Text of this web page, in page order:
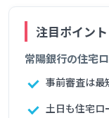
常陽銀行の住宅
事前審査は最
土日も住宅ロ